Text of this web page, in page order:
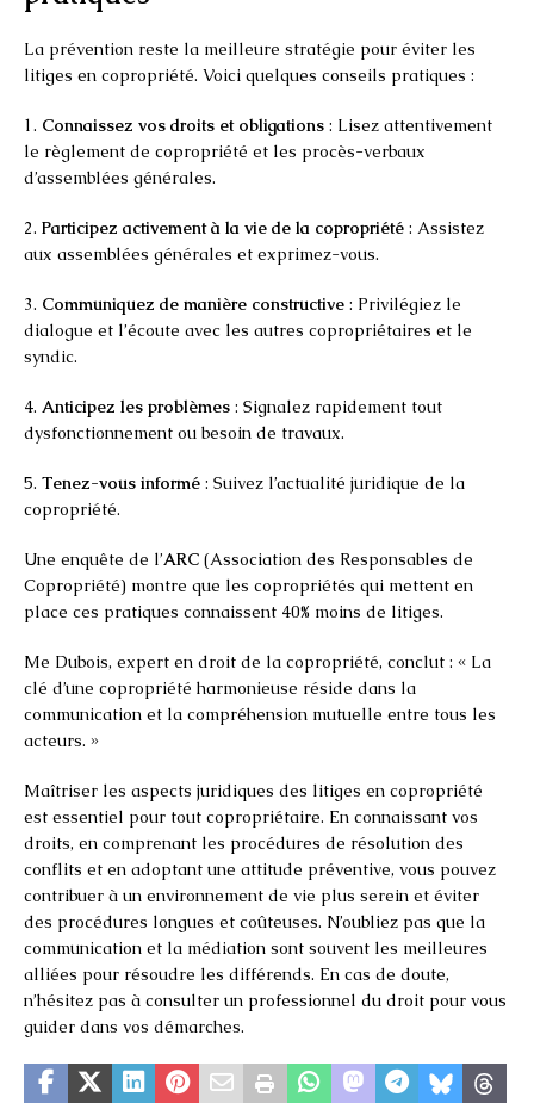
La prévention reste la meilleure stratégie pour éviter les
litiges en copropriété. Voici quelques conseils pratiques :
1. Connaissez vos droits et obligations : Lisez attentivement
le règlement de copropriété et les procès-verbaux
d’assemblées générales.
2. Participez activement à la vie de la copropriété : Assistez
aux assemblées générales et exprimez-vous.
3. Communiquez de manière constructive : Privilégiez le
dialogue et l’écoute avec les autres copropriétaires et le
syndic.
4. Anticipez les problèmes : Signalez rapidement tout
dysfonctionnement ou besoin de travaux.
5. Tenez-vous informé : Suivez l’actualité juridique de la
copropriété.
Une enquête de l’ARC (Association des Responsables de
Copropriété) montre que les copropriétés qui mettent en
place ces pratiques connaissent 40% moins de litiges.
Me Dubois, expert en droit de la copropriété, conclut : « La
clé d’une copropriété harmonieuse réside dans la
communication et la compréhension mutuelle entre tous les
acteurs. »
Maîtriser les aspects juridiques des litiges en copropriété
est essentiel pour tout copropriétaire. En connaissant vos
droits, en comprenant les procédures de résolution des
conflits et en adoptant une attitude préventive, vous pouvez
contribuer à un environnement de vie plus serein et éviter
des procédures longues et coûteuses. N’oubliez pas que la
communication et la médiation sont souvent les meilleures
alliées pour résoudre les différends. En cas de doute,
n’hésitez pas à consulter un professionnel du droit pour vous
guider dans vos démarches.